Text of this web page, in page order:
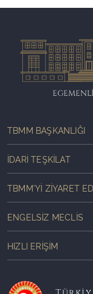
TBMM BAŞKANLIĞI
İDARI TEŞKILAT
TBMM'YI ZIYARET
ENGELSIZ MECLIS
HIZLI ERIŞIM